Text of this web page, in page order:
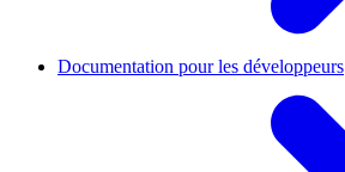
Documentation pour les développeurs